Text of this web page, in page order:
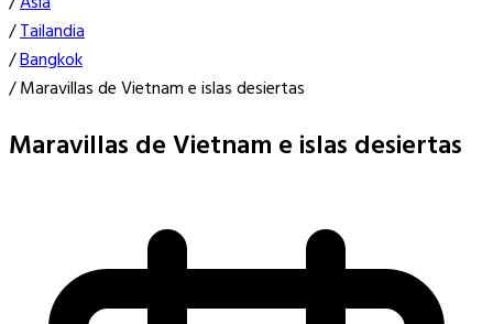
/Tailandia
/Bangkok
/Maravillas de Vietnam e islas desiertas
Maravillas de Vietnam e islas desiertas